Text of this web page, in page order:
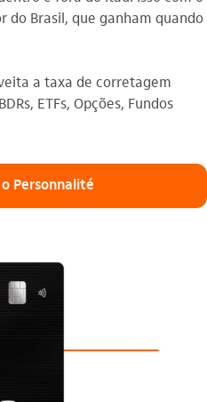
do Brasil, que ganham quando
a taxa de corretagem
ETFs, Opções, Fundos
Personnalité